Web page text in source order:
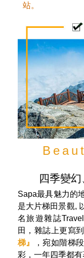
復古的沙壩列車
經典的歐洲氛
的美景，讓征
詩意。
PS.如遇列車維
站。
四季變幻